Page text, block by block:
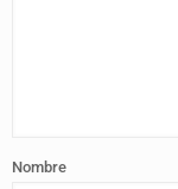
Nombre